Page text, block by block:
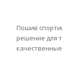
Пошив
решение для